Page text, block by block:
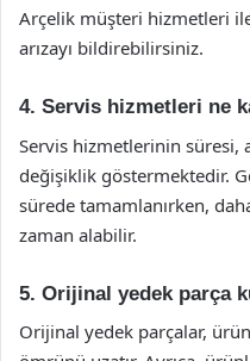
Arçelik müşteri hizmetleri
arızayı bildirebilirsiniz.
4. Servis hizmetleri ne
Servis hizmetlerinin süresi,
değişiklik göstermektedir.
sürede tamamlanırken,
zaman alabilir.
5. Orijinal yedek parça
Orijinal yedek parçalar,